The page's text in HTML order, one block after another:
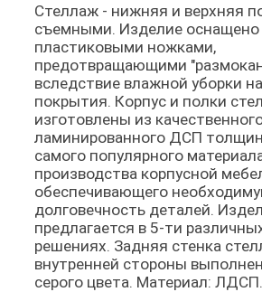
Стеллаж - нижняя и верхняя
съемными. Изделие оснащено
пластиковыми ножками,
предотвращающими
вследствие влажной уборки
покрытия. Корпус и полки
изготовлены из
ламинированного ДСП
самого популярного
производства корпусной
обеспечивающего
долговечность деталей.
предлагается в 5-ти
решениях. Задняя стенка
внутренней стороны
серого цвета. Материал: